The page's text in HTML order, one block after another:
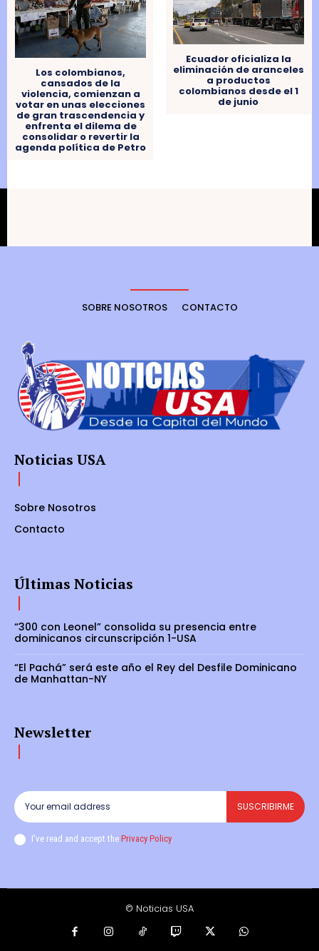
Los colombianos,
cansados ​​de la
violencia, comienzan a
votar en unas elecciones
de gran trascendencia y
enfrenta el dilema de
consolidar o revertir la
agenda política de Petro
Ecuador oficializa la
eliminación de aranceles
a productos
colombianos desde el 1
de junio
SOBRE NOSOTROS CONTACTO
Noticias USA
Sobre Nosotros
Contacto
Últimas Noticias
“300 con Leonel” consolida su presencia entre
dominicanos circunscripción 1-USA
“El Pachá” será este año el Rey del Desfile Dominicano
de Manhattan-NY
Newsletter
SUSCRIBIRME
I've read and accept the Privacy Policy.
© Noticias USA